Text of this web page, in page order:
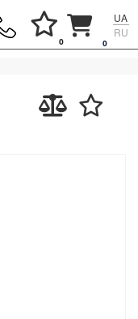
0
0
UA
RU